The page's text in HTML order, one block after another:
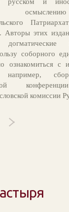
Авторы этих
соборного
ознакомиться с
например,
комиссии